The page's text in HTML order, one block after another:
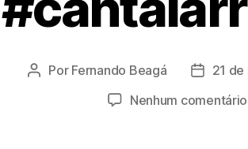
Autor
Por Fernando Beagá
Data
21
Nenhum comentário